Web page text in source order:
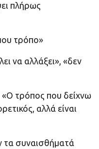
πλήρως
τρόπο»
να αλλάξει», «δεν
«Ο τρόπος που δείχνω
αλλά είναι
τα συναισθήματά